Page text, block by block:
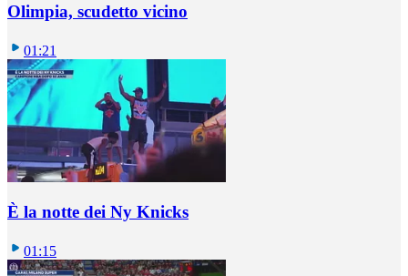
Olimpia, scudetto vicino
01:21
È la notte dei Ny Knicks
01:15